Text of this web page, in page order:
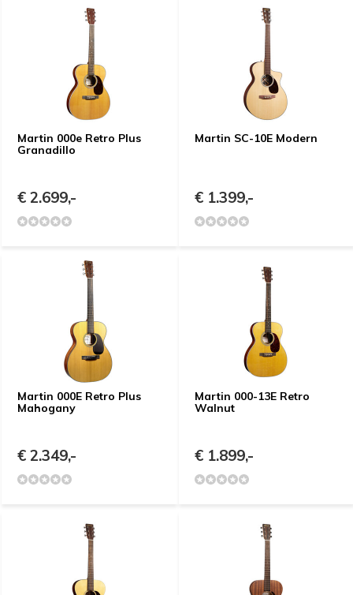
Martin 000e Retro Plus
Granadillo
€ 2.699,-
Martin SC-10E Modern
€ 1.399,-
Martin 000E Retro Plus
Mahogany
€ 2.349,-
Martin 000-13E Retro
Walnut
€ 1.899,-